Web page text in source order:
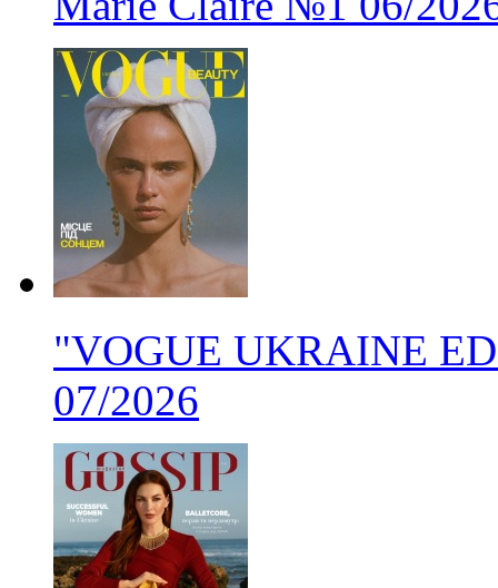
"VOGUE UKRAINE
07/2026